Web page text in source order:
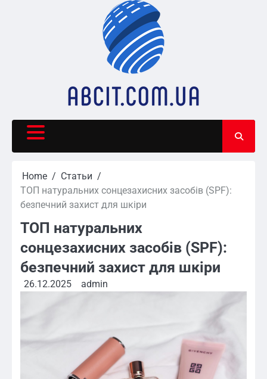
Home
Статьи
ТОП натуральних сонцезахисних засобів (SPF):
безпечний захист для шкіри
ТОП натуральних
сонцезахисних засобів (SPF):
безпечний захист для шкіри
26.12.2025 admin